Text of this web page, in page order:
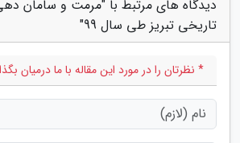
تاریخی تبریز طی سال 99"
* نظرتان را در مورد این مقاله با ما درمیان